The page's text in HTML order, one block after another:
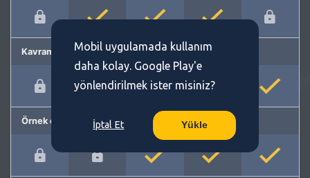
Kavram önerme
Örnek cümleler
Mobil uygulamada kullanım
daha kolay. Google Play'e
yönlendirilmek ister misiniz?
İptal Et Yükle